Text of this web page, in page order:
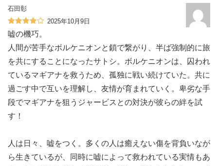
石田彰
2025年10月9日
嘘の機巧。
人間が苦手なボルケニオンと鎖で繋がり、半ば強制的に旅
を共にすることになったサトシ。ボルケニオンは、囚われ
ているマギアナを救うため、孤独に戦い続けていた。共に
過ごす中で互いを理解し、友情が育まれていく。卑劣な手
段でマギアナを狙うジャービスとの対決が彼らの絆を試
す！
人は日々、嘘をつく。多くの人は癒えない傷を背負いなが
ら生きているが、同時に嘘によって救われている実情もあ